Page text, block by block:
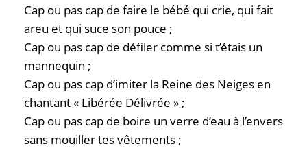
Cap ou pas cap de faire le bébé qui crie, qui fait
areu et qui suce son pouce ;
Cap ou pas cap de défiler comme si t’étais un
mannequin ;
Cap ou pas cap d’imiter la Reine des Neiges en
chantant « Libérée Délivrée » ;
Cap ou pas cap de boire un verre d’eau à l’envers
sans mouiller tes vêtements ;